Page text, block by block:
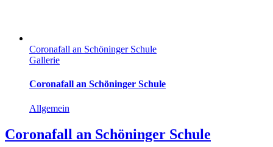
Coronafall an Schöninger Schule
Gallerie
Coronafall an Schöninger Schule
Allgemein
Coronafall an Schöninger Schule